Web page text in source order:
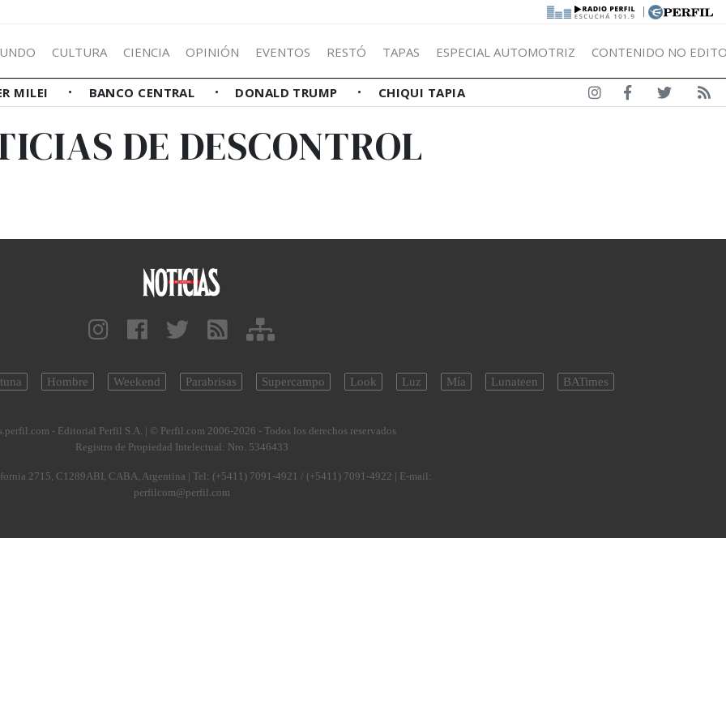
|
CULTURA CIENCIA OPINIÓN EVENTOS RESTÓ TAPAS ESPECIAL AUTOMOTRIZ CONTENIDO NO
MILEI BANCO CENTRAL DONALD TRUMP CHIQUI TAPIA
DE DESCONTROL
Hombre Weekend Parabrisas Supercampo Look Luz Mía Lunateen BATimes
- Editorial Perfil S.A. | © Perfil.com 2006-2026 - Todos los derechos reservados
Registro de Propiedad Intelectual: Nro. 5346433
2715, C1289ABI, CABA, Argentina | Tel: (+5411) 7091-4921 / (+5411) 7091-4922 | E-mail:
perfilcom@perfil.com